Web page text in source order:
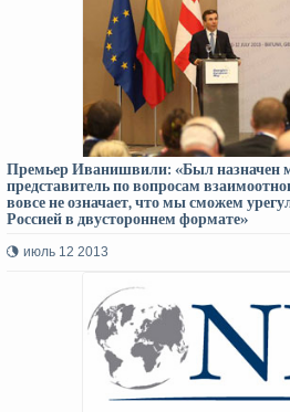
Премьер Иванишвили: «Был назначен
представитель по вопросам
вовсе не означает, что мы сможем
Россией в двустороннем формате»
июль 12 2013